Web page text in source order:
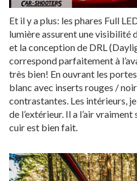
Et il y a plus: les phares Full
lumière assurent une visibilité
et la conception de DRL
correspond parfaitement à
très bien! En ouvrant les
blanc avec inserts rouges /
contrastantes. Les intérieurs,
de l’extérieur. Il a l’air
cuir est bien fait.